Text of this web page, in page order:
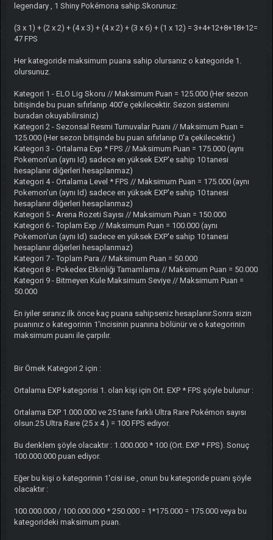
legendary , 1 Shiny Pokémona sahip.Skorunuz:
(3 x 1) + (2 x 2) + (4 x 3) + (4 x 2) + (3 x 6) + (1 x 12) = 3+4+12+8+18+12=
47 FPS
Her kategoride maksimum puana sahip olursanız o kategoride 1.
olursunuz.
Kategori 1 - ELO Lig Skoru // Maksimum Puan = 125.000 (Her sezon
bitişinde bu puan sıfırlanıp 400'e çekilecektir. Sezon sistemini
buradan okuyabilirsiniz)
Kategori 2 - Sezonsal Resmi Turnuvalar Puanı // Maksimum Puan =
125.000 (Her sezon bitişinde bu puan sıfırlanıp 0'a çekilecektir.)
Kategori 3 - Ortalama Exp * FPS // Maksimum Puan = 175.000 (aynı
Pokemon'un (aynı Id) sadece en yüksek EXP'e sahip 10 tanesi
hesaplanır diğerleri hesaplanmaz)
Kategori 4 - Ortalama Level * FPS // Maksimum Puan = 175.000 (aynı
Pokemon'un (aynı Id) sadece en yüksek EXP'e sahip 10 tanesi
hesaplanır diğerleri hesaplanmaz)
Kategori 5 - Arena Rozeti Sayısı // Maksimum Puan = 150.000
Kategori 6 - Toplam Exp // Maksimum Puan = 100.000 (aynı
Pokemon'un (aynı Id) sadece en yüksek EXP'e sahip 10 tanesi
hesaplanır diğerleri hesaplanmaz)
Kategori 7 - Toplam Para // Maksimum Puan = 50.000
Kategori 8 - Pokedex Etkinliği Tamamlama // Maksimum Puan = 50.000
Kategori 9 - Bitmeyen Kule Maksimum Seviye // Maksimum Puan =
50.000
En iyiler sıranız ilk önce kaç puana sahipseniz hesaplanır.Sonra sizin
puanınız o kategorinin 1'incisinin puanına bölünür ve o kategorinin
maksimum puanı ile çarpılır.
Bir Örnek Kategori 2 için :
Ortalama EXP kategorisi 1. olan kişi için Ort. EXP * FPS şöyle bulunur :
Ortalama EXP 1.000.000 ve 25 tane farklı Ultra Rare Pokémon sayısı
olsun.25 Ultra Rare (25 x 4 ) = 100 FPS ediyor.
Bu denklem şöyle olacaktır : 1.000.000 * 100 (Ort. EXP * FPS). Sonuç
100.000.000 puan ediyor.
Eğer bu kişi o kategorinin 1'cisi ise , onun bu kategoride puanı şöyle
olacaktır :
100.000.000 / 100.000.000 * 250.000 = 1*175.000 = 175.000 veya bu
kategorideki maksimum puan.